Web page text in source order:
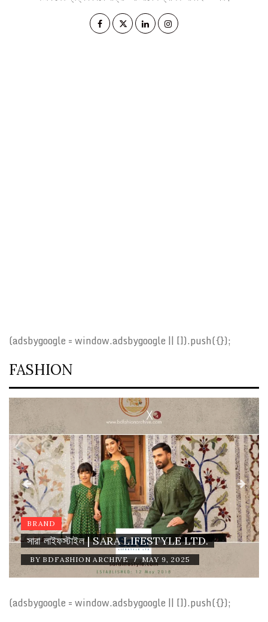
(adsbygoogle = window.adsbygoogle || []).push({});
FASHION
BRAND
সারা লাইফস্টাইল | SARA LIFESTYLE LTD.
BY BDFASHION ARCHIVE / MAY 9, 2025
(adsbygoogle = window.adsbygoogle || []).push({});